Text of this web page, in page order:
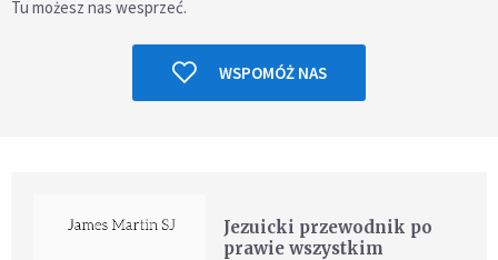
Tu możesz nas wesprzeć.
WSPOMÓŻ NAS
Jezuicki przewodnik po
prawie wszystkim